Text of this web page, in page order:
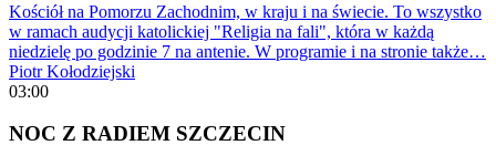
Kościół na Pomorzu Zachodnim, w kraju i na świecie. To wszystko
w ramach audycji katolickiej "Religia na fali", która w każdą
niedzielę po godzinie 7 na antenie. W programie i na stronie także…
Piotr Kołodziejski
03:00
NOC Z RADIEM SZCZECIN